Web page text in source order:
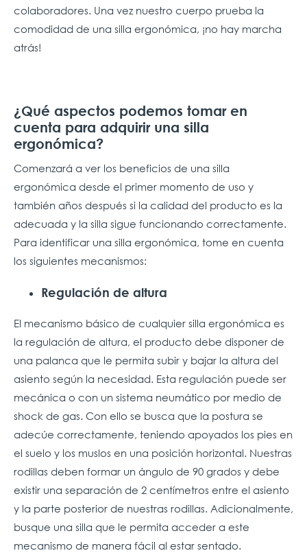
colaboradores. Una vez nuestro cuerpo prueba la
comodidad de una silla ergonómica, ¡no hay marcha
atrás!
¿Qué aspectos podemos tomar en
cuenta para adquirir una silla
ergonómica?
Comenzará a ver los beneficios de una silla
ergonómica desde el primer momento de uso y
también años después si la calidad del producto es la
adecuada y la silla sigue funcionando correctamente.
Para identificar una silla ergonómica, tome en cuenta
los siguientes mecanismos:
Regulación de altura
El mecanismo básico de cualquier silla ergonómica es
la regulación de altura, el producto debe disponer de
una palanca que le permita subir y bajar la altura del
asiento según la necesidad. Esta regulación puede ser
mecánica o con un sistema neumático por medio de
shock de gas. Con ello se busca que la postura se
adecúe correctamente, teniendo apoyados los pies en
el suelo y los muslos en una posición horizontal. Nuestras
rodillas deben formar un ángulo de 90 grados y debe
existir una separación de 2 centímetros entre el asiento
y la parte posterior de nuestras rodillas. Adicionalmente,
busque una silla que le permita acceder a este
mecanismo de manera fácil al estar sentado.